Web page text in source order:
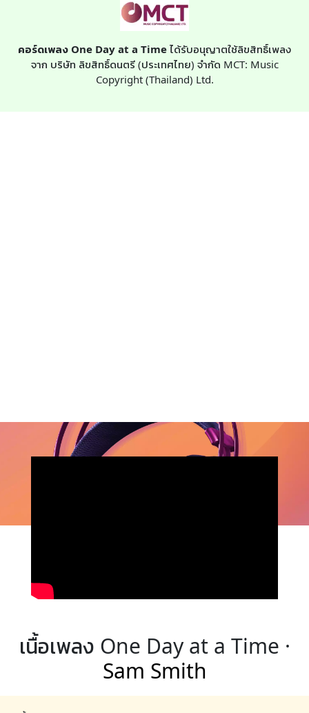
คอร์ดเพลง One Day at a Time ได้รับอนุญาตใช้ลิขสิทธิ์เพลง
จาก บริษัท ลิขสิทธิ์ดนตรี (ประเทศไทย) จำกัด MCT: Music
Copyright (Thailand) Ltd.
เนื้อเพลง One Day at a Time ·
Sam Smith